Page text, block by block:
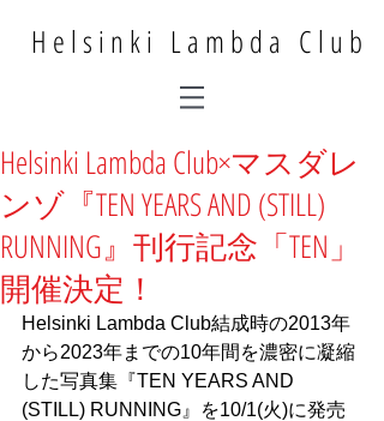
Helsinki Lambda Club
Helsinki Lambda Club×マスダレ
ンゾ『TEN YEARS AND (STILL)
RUNNING』刊行記念「TEN」
開催決定！
Helsinki Lambda Club結成時の2013年
から2023年までの10年間を濃密に凝縮
した写真集『TEN YEARS AND
(STILL) RUNNING』を10/1(火)に発売